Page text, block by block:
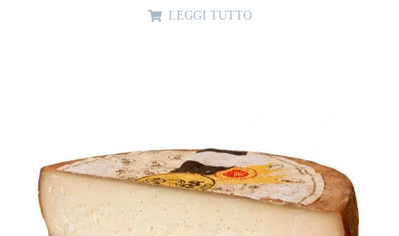
LEGGI TUTTO